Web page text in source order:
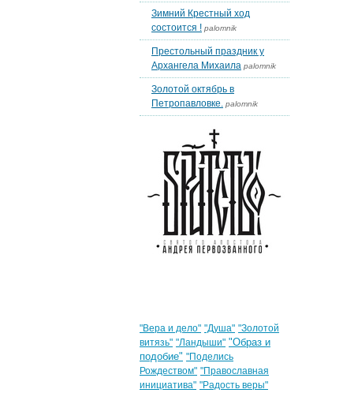
Зимний Крестный ход
состоится ! palomnik
Престольный праздник у
Архангела Михаила palomnik
Золотой октябрь в
Петропавловке. palomnik
"Вера и дело" "Душа" "Золотой
витязь" "Ландыши" "Образ и
подобие" "Поделись
Рождеством" "Православная
инициатива" "Радость веры"